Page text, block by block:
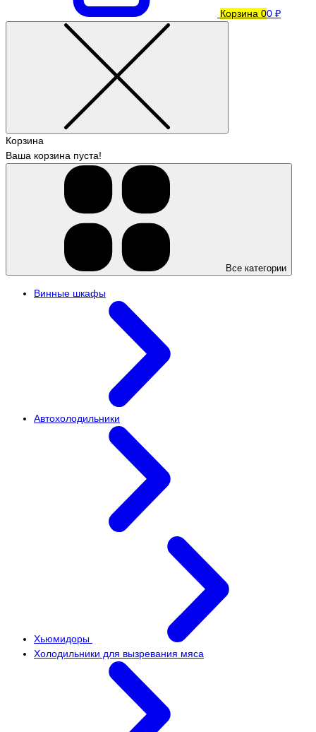
Корзина 00 ₽
Корзина
Ваша корзина пуста!
Все категории
Винные шкафы
Автохолодильники
Хьюмидоры
Холодильники для вызревания мяса